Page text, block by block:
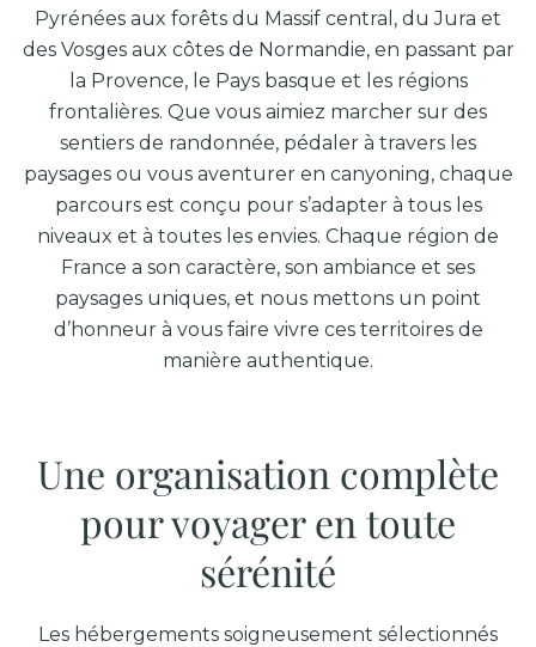
Pyrénées aux forêts du Massif central, du Jura et
des Vosges aux côtes de Normandie, en passant par
la Provence, le Pays basque et les régions
frontalières. Que vous aimiez marcher sur des
sentiers de randonnée, pédaler à travers les
paysages ou vous aventurer en canyoning, chaque
parcours est conçu pour s’adapter à tous les
niveaux et à toutes les envies. Chaque région de
France a son caractère, son ambiance et ses
paysages uniques, et nous mettons un point
d’honneur à vous faire vivre ces territoires de
manière authentique.
Une organisation complète
pour voyager en toute
sérénité
Les hébergements soigneusement sélectionnés